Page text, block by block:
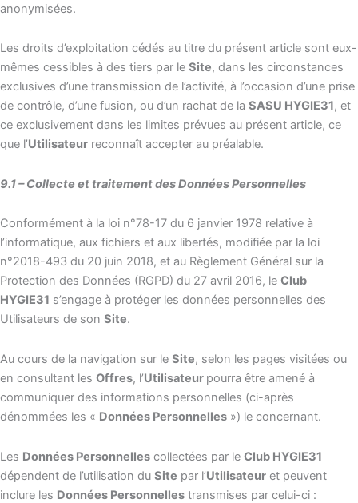
anonymisées.
Les droits d’exploitation cédés au titre du présent article sont eux-
mêmes cessibles à des tiers par le Site, dans les circonstances
exclusives d’une transmission de l’activité, à l’occasion d’une prise
de contrôle, d’une fusion, ou d’un rachat de la SASU HYGIE31, et
ce exclusivement dans les limites prévues au présent article, ce
que l’Utilisateur reconnaît accepter au préalable.
9.1 – Collecte et traitement des Données Personnelles
Conformément à la loi n°78-17 du 6 janvier 1978 relative à
l’informatique, aux fichiers et aux libertés, modifiée par la loi
n°2018-493 du 20 juin 2018, et au Règlement Général sur la
Protection des Données (RGPD) du 27 avril 2016, le Club
HYGIE31 s’engage à protéger les données personnelles des
Utilisateurs de son Site.
Au cours de la navigation sur le Site, selon les pages visitées ou
en consultant les Offres, l’Utilisateur pourra être amené à
communiquer des informations personnelles (ci-après
dénommées les « Données Personnelles ») le concernant.
Les Données Personnelles collectées par le Club HYGIE31
dépendent de l’utilisation du Site par l’Utilisateur et peuvent
inclure les Données Personnelles transmises par celui-ci :